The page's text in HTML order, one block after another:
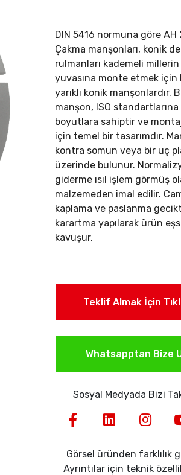
DIN 5416 normuna göre AH
Çakma manşonları, konik
rulmanları kademeli
yuvasına monte etmek için
yarıklı konik manşonlardır.
manşon, ISO
boyutlara sahiptir ve
için temel bir tasarımdır.
kontra somun veya bir uç
üzerinde bulunur.
giderme ısıl işlem görmüş
malzemeden imal edilir.
kaplama ve paslanma
karartma yapılarak ürün
kavuşur.
Teklif Almak İçin
Whatsapptan Bize
Sosyal Medyada Bizi
Görsel üründen farklılık
Ayrıntılar için teknik